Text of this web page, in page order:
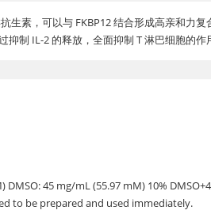
生素，可以与 FKBP12 结合形成高亲和力
制 IL-2 的释放，全面抑制 T 淋巴细胞的作
45 mg/mL (55.97 mM) 10%
to be prepared and used immediately.